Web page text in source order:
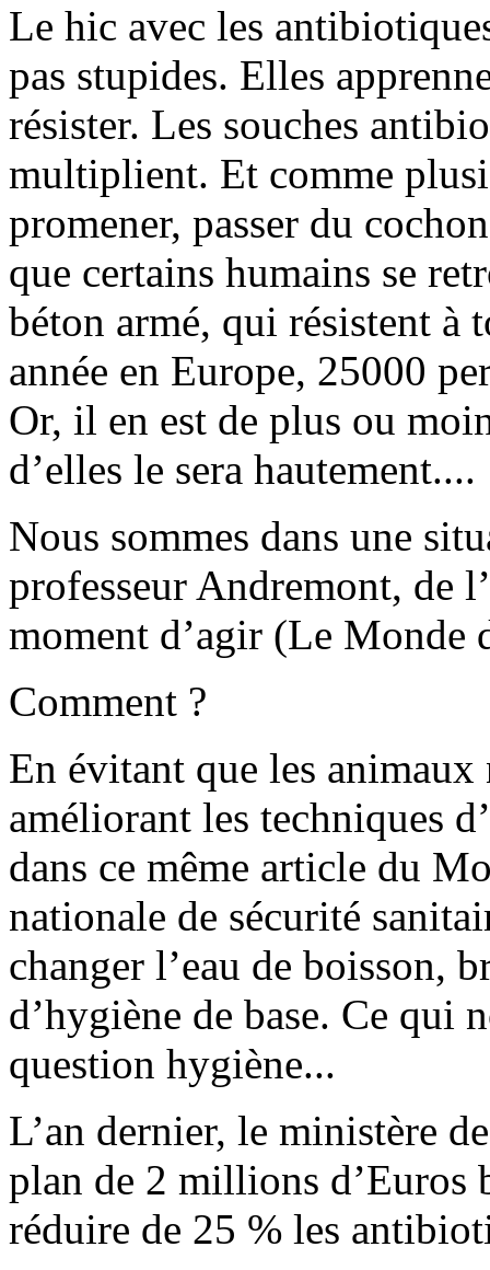
Le hic avec les
pas stupides. Elles
résister. Les souches
multiplient. Et comme
promener, passer du
que certains humains se
béton armé, qui résistent à
année en Europe, 25000
Or, il en est de plus ou
d’elles le sera hautement....
Nous sommes dans une
professeur Andremont, de
moment d’agir (Le Monde
Comment ?
En évitant que les animaux
améliorant les techniques
dans ce même article du
nationale de sécurité
changer l’eau de boisson,
d’hygiène de base. Ce qui
question hygiène...
L’an dernier, le ministère
plan de 2 millions d’Euros
réduire de 25 % les